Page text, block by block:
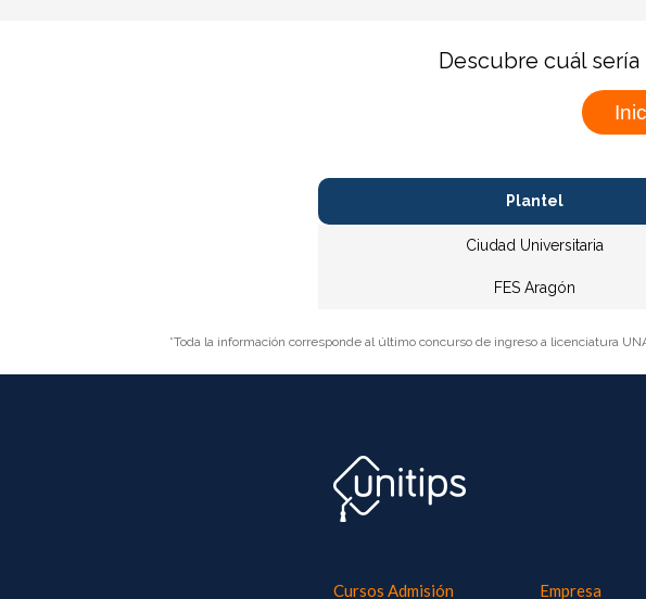
Descubre cuál
Plantel
Ciudad Universitaria
FES Aragón
*Toda la información corresponde al último concurso de ingreso a licenciatura
Cursos Admisión Empresa